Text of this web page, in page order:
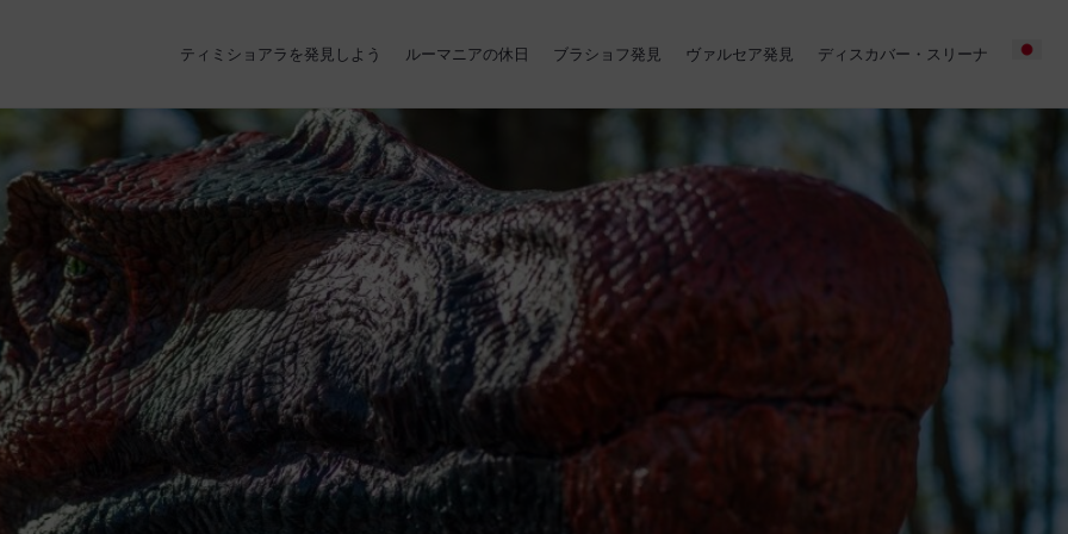
ティミショアラを発見しよう ルーマニアの休日 ブラショフ発見 ヴァルセア発見 ディスカバー・スリーナ